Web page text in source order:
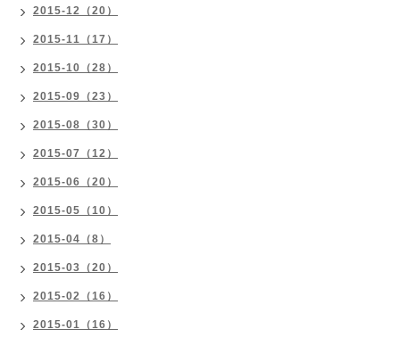
2015-12（20）
2015-11（17）
2015-10（28）
2015-09（23）
2015-08（30）
2015-07（12）
2015-06（20）
2015-05（10）
2015-04（8）
2015-03（20）
2015-02（16）
2015-01（16）